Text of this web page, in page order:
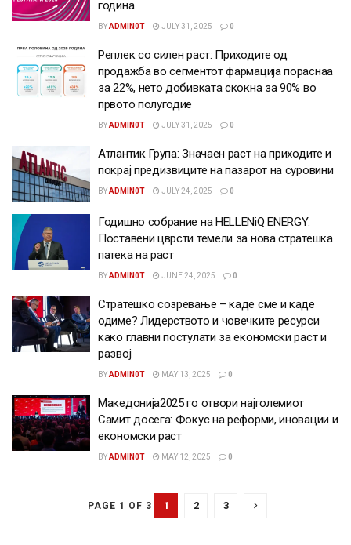
година
BYADMIN0T JULY 31, 2025 0
Реплек со силен раст: Приходите од
продажба во сегментот фармација пораснаа
за 22%, нето добивката скокна за 90% во
првото полугодие
BYADMIN0T JULY 31, 2025 0
Атлантик Група: Значаен раст на приходите и
покрај предизвиците на пазарот на суровини
BYADMIN0T JULY 24, 2025 0
Годишно собрание на HELLENiQ ENERGY:
Поставени цврсти темели за нова стратешка
патека на раст
BYADMIN0T JUNE 24, 2025 0
Стратешко созревање – каде сме и каде
одиме? Лидерството и човечките ресурси
како главни постулати за економски раст и
развој
BYADMIN0T MAY 13, 2025 0
Македонија2025 го отвори најголемиот
Самит досега: Фокус на реформи, иновации и
економски раст
BYADMIN0T MAY 12, 2025 0
PAGE 1 OF 3 1 2 3